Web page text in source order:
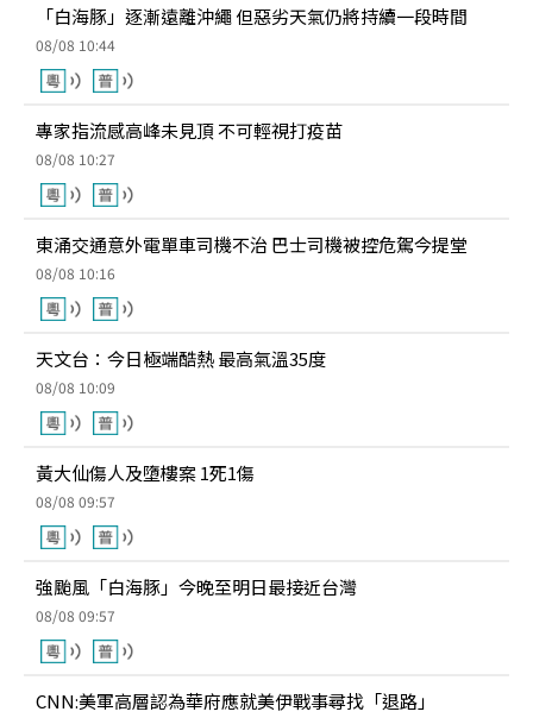
「白海豚」逐漸遠離沖繩 但惡劣天氣仍將持續一段時間
08/08 10:44
專家指流感高峰未見頂 不可輕視打疫苗
08/08 10:27
東涌交通意外電單車司機不治 巴士司機被控危駕今提堂
08/08 10:16
天文台：今日極端酷熱 最高氣溫35度
08/08 10:09
黃大仙傷人及墮樓案 1死1傷
08/08 09:57
強颱風「白海豚」今晚至明日最接近台灣
08/08 09:57
CNN:美軍高層認為華府應就美伊戰事尋找「退路」